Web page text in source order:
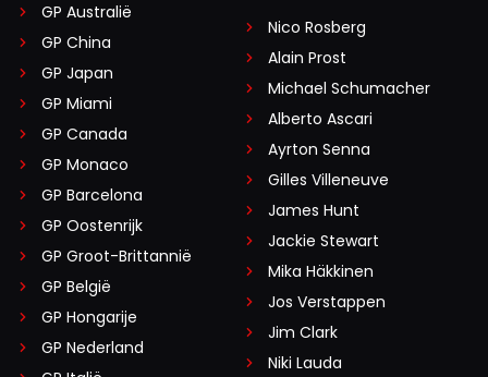
GP Australië
GP China
GP Japan
GP Miami
GP Canada
GP Monaco
GP Barcelona
GP Oostenrijk
GP Groot-Brittannië
GP België
GP Hongarije
GP Nederland
Nico Rosberg
Alain Prost
Michael Schumacher
Alberto Ascari
Ayrton Senna
Gilles Villeneuve
James Hunt
Jackie Stewart
Mika Häkkinen
Jos Verstappen
Jim Clark
Niki Lauda